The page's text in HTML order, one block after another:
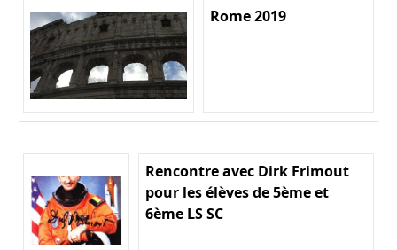
Rome 2019
Rencontre avec Dirk Frimout
pour les élèves de 5ème et
6ème LS SC